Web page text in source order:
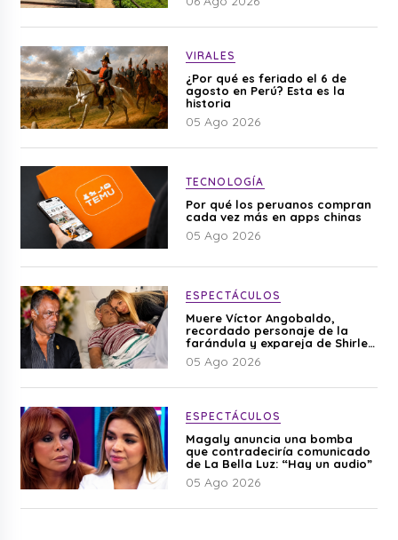
VIRALES
¿Por qué es feriado el 6 de
agosto en Perú? Esta es la
historia
05 Ago 2026
TECNOLOGÍA
Por qué los peruanos compran
cada vez más en apps chinas
05 Ago 2026
ESPECTÁCULOS
Muere Víctor Angobaldo,
recordado personaje de la
farándula y expareja de Shirley
Cherres
05 Ago 2026
ESPECTÁCULOS
Magaly anuncia una bomba
que contradeciría comunicado
de La Bella Luz: “Hay un audio”
05 Ago 2026